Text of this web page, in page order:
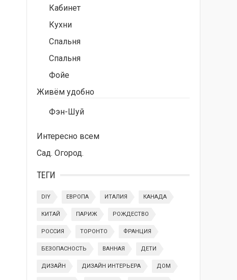
Кабинет
Кухни
Спальня
Спальня
Фойе
Живём удобно
Фэн-Шуй
Интересно всем
Сад. Огород.
ТЕГИ
DIY ЕВРОПА ИТАЛИЯ КАНАДА
КИТАЙ ПАРИЖ РОЖДЕСТВО
РОССИЯ ТОРОНТО ФРАНЦИЯ
БЕЗОПАСНОСТЬ ВАННАЯ ДЕТИ
ДИЗАЙН ДИЗАЙН ИНТЕРЬЕРА ДОМ